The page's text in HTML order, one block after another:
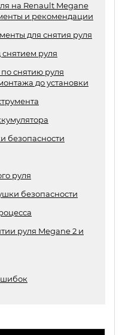
на Renault Megane
и рекомендации
для снятия руля
руля
снятию руля
до установки
безопасности
руля
безопасности
руля Megane 2 и